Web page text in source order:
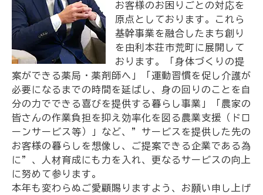
お客様のお困りごとの対応を
原点としております。これら
基幹事業を融合したまち創り
を由利本荘市荒町に展開して
おります。「身体づくりの提
案ができる薬局・薬剤師へ」「運動習慣を促し介護が
必要になるまでの時間を延ばし、身の回りのことを自
分の力でできる喜びを提供する暮らし事業」「農家の
皆さんの作業負担を抑え効率化を図る農業支援（ドロ
ーンサービス等）」など、”サービスを提供した先の
お客様の暮らしを想像し、ご提案できる企業である為
に”、人材育成にも力を入れ、更なるサービスの向上
に努めて参ります。
本年も変わらぬご愛顧賜りますよう、お願い申し上げ